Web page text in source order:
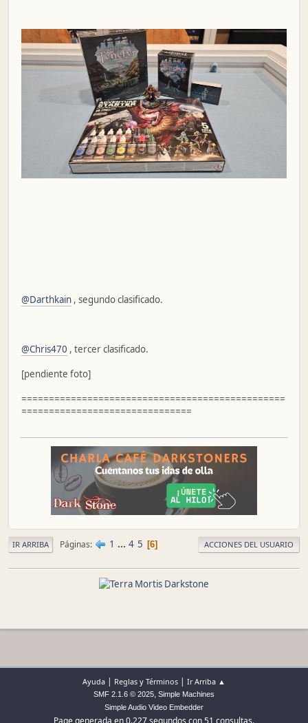
@Darthkain , segundo clasificado.
@Chris470 , tercer clasificado.
[pendiente foto]
================================================
===============================
IR ARRIBA Páginas 1 ... 4 5 6 ACCIONES DEL USUARIO
Ayuda | Reglas y Términos | Ir Arriba ▲
SMF 2.1.6 © 2025, Simple Machines
Simple Audio Video Embedder